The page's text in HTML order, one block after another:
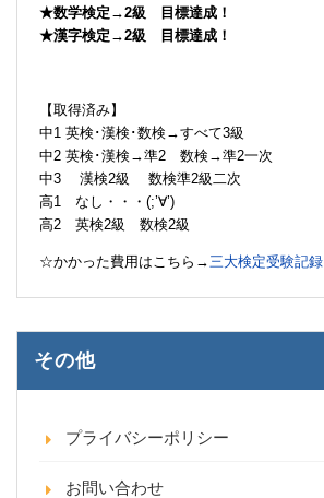
★数学検定→2級 目標達成！
★漢字検定→2級 目標達成！
【取得済み】
中1 英検･漢検･数検→すべて3級
中2 英検･漢検→準2 数検→準2一次
中3 漢検2級 数検準2級二次
高1 なし・・・(;’∀’)
高2 英検2級 数検2級
☆かかった費用はこちら→三大検定受験記録
その他
プライバシーポリシー
お問い合わせ